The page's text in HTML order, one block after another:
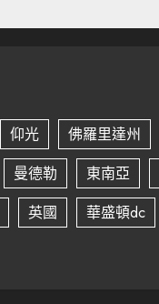
仰光 佛羅里達州
曼德勒 東南亞
英國 華盛頓dc